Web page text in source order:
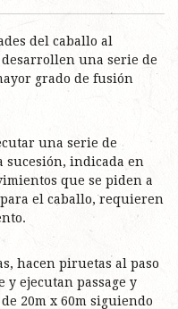
del caballo al
una serie de
grado de fusión
una serie de
sucesión, indicada en
que se piden a
el caballo, requieren
hacen piruetas al paso
y ejecutan passage y
20m x 60m siguiendo